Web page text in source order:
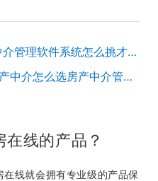
2026年房产中介管理软件系统怎么挑才不踩坑？
2026年8月房产中介怎么选房产中介管理软件系统？
线的产品？
线就会拥有专业级的产品保